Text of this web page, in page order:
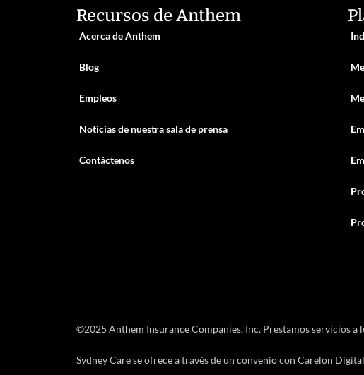
Recursos de Anthem
Acerca de Anthem
Blog
Empleos
Noticias de nuestra sala de prensa
Contáctenos
©2025 Anthem Insurance Companies, Inc. Prestamos servicios a
Sydney Care se ofrece a través de un convenio con Carelon